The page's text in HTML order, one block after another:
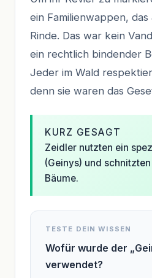
ein Familienwappen, das
Rinde. Das war kein
ein rechtlich bindender
Jeder im Wald
denn sie waren das
KURZ GESAGT
Zeidler nutzten ein
(Geinys) und
Bäume.
TESTE DEIN WISSEN
Wofür wurde der
verwendet?